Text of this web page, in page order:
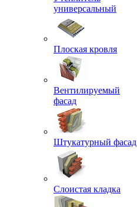
универсальный
Плоская кровля
Вентилируемый
фасад
Штукатурный фасад
Слоистая кладка